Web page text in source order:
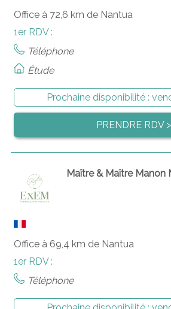
Office à 72,6 km de Nantua
1er RDV :
Téléphone
Étude
Prochaine disponibilité :
PRENDRE RDV >
Maître & Maître Manon
Office à 69,4 km de Nantua
1er RDV :
Téléphone